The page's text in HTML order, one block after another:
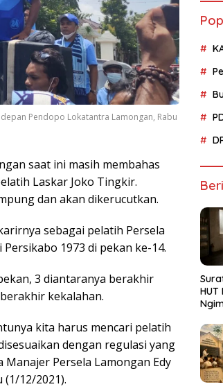
Pendopo Lokatantra Lamongan, Rabu
saat ini masih membahas
Laskar Joko Tingkir.
dan akan dikerucutkan.
sebagai pelatih Persela
1973 di pekan ke-14.
3 diantaranya berakhir
kekalahan.
kita harus mencari pelatih
dengan regulasi yang
Persela Lamongan Edy
(1/12/2021).
HUT